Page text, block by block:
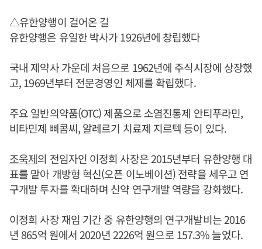
△유한양행이 걸어온 길
유한양행은 유일한 박사가 1926년에 창립했다
국내 제약사 가운데 처음으로 1962년에 주식시장에 상장했
고, 1969년부터 전문경영인 체제를 확립했다.
주요 일반의약품(OTC) 제품으로 소염진통제 안티푸라민,
비타민제 삐콤씨, 알레르기 치료제 지르텍 등이 있다.
조욱제의 전임자인 이정희 사장은 2015년부터 유한양행 대
표를 맡아 개방형 혁신(오픈 이노베이션) 전략을 세우고 연
구개발 투자를 확대하며 신약 연구개발 역량을 강화했다.
이정희 사장 재임 기간 중 유한양행의 연구개발비는 2016
년 865억 원에서 2020년 2226억 원으로 157.3% 늘었다.